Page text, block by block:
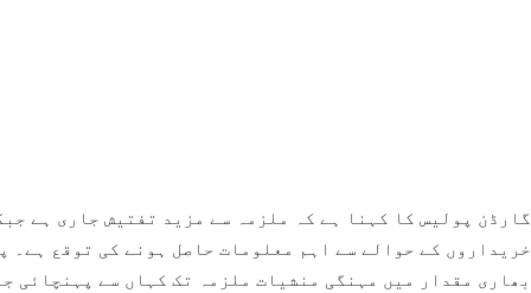
گارڈن پولیس کا کہنا ہے کہ ملزمہ سے مزید تفتیش جاری ہے
خریداروں کے حوالے سے اہم معلومات حاصل ہونے کی توقع ہے۔
بھاری مقدار میں مہنگی منشیات ملزمہ تک کہاں سے پہنچائی